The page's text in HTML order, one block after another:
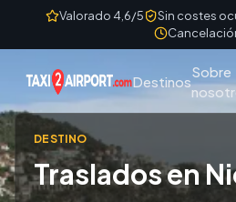
Skip to contentValorado 4,6/5 Sin costes
Destinos
Sobre
DESTINO
Traslados en